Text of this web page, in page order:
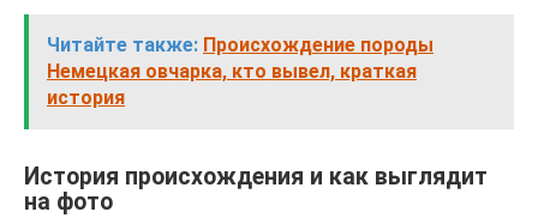
Читайте также: Происхождение породы
Немецкая овчарка, кто вывел, краткая
история
История происхождения и как выглядит
на фото